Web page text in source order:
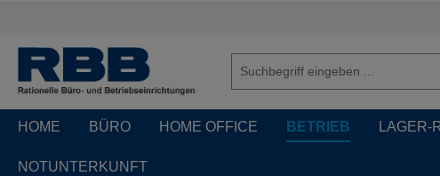
HOME BÜRO HOME OFFICE BETRIEB LAGER-
NOTUNTERKUNFT